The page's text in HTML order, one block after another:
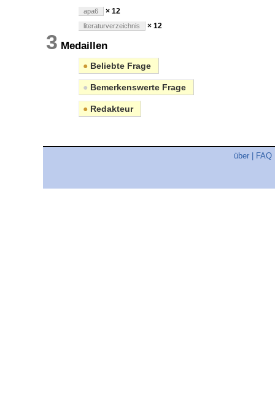
apa6 × 12
literaturverzeichnis × 12
3 Medaillen
● Beliebte Frage
● Bemerkenswerte Frage
● Redakteur
über FAQ